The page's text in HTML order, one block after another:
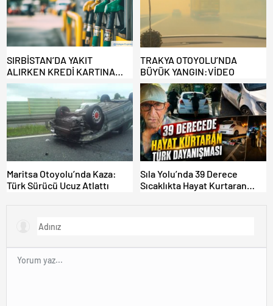
SIRBİSTAN’DA YAKIT
ALIRKEN KREDİ KARTINA
DİKKAT: MAĞDUR OLMAYIN!
TRAKYA OTOYOLU’NDA
BÜYÜK YANGIN:VİDEO
Maritsa Otoyolu’nda Kaza:
Türk Sürücü Ucuz Atlattı
Sıla Yolu’nda 39 Derece
Sıcaklıkta Hayat Kurtaran